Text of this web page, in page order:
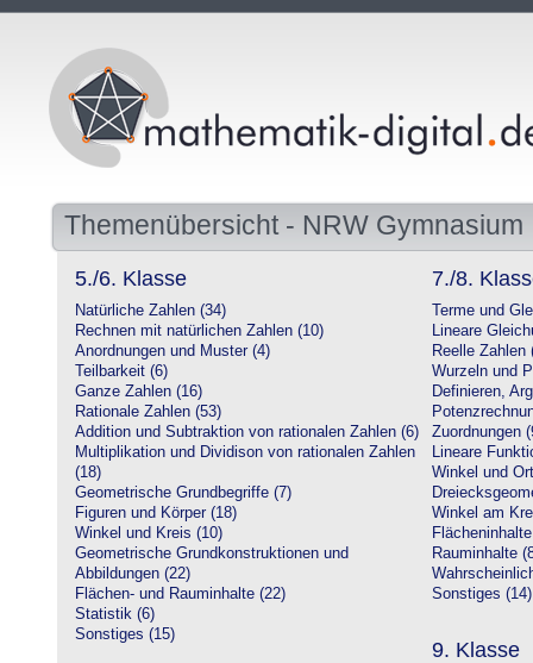
Themenübersicht - NRW Gymnasium
5./6. Klasse
Natürliche Zahlen (34)
Rechnen mit natürlichen Zahlen (10)
Anordnungen und Muster (4)
Teilbarkeit (6)
Ganze Zahlen (16)
Rationale Zahlen (53)
Addition und Subtraktion von rationalen Zahlen (6)
Multiplikation und Dividison von rationalen Zahlen
(18)
Geometrische Grundbegriffe (7)
Figuren und Körper (18)
Winkel und Kreis (10)
Geometrische Grundkonstruktionen und
Abbildungen (22)
Flächen- und Rauminhalte (22)
Statistik (6)
Sonstiges (15)
7./8.
Terme und
Lineare
Reelle Zahlen
Wurzeln und
Definieren,
Zuordnungen
Lineare
Winkel und
Winkel am
Rauminhalte
Sonstiges (14)
9. Klasse